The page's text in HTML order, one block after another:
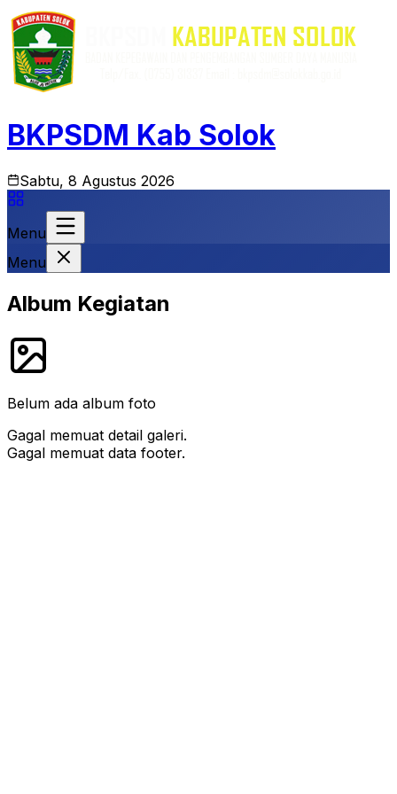
BKPSDM Kab Solok
Sabtu, 8 Agustus 2026
Menu
Menu
Album Kegiatan
Belum ada album foto
Gagal memuat detail galeri.
Gagal memuat data footer.